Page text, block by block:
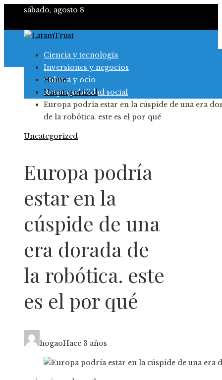
sábado, agosto 8
Ciencia y tecnología
Inversiones y negocios
Cultura y ocio
Responsabilidad social
Home
Uncategorized
Europa podría estar en la cúspide de una era
de la robótica. este es el por qué
Uncategorized
Europa podría
estar en la
cúspide de una
era dorada de
la robótica. este
es el por qué
hogaoHace 3 años